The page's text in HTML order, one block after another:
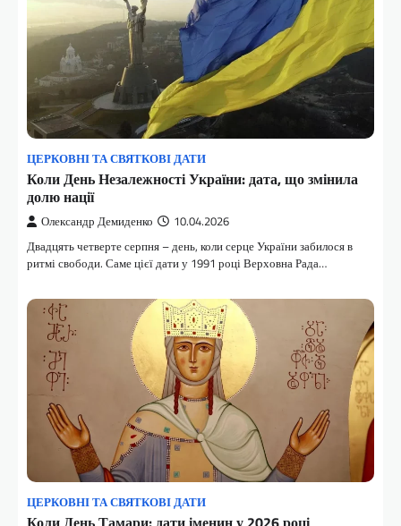
ЦЕРКОВНІ ТА СВЯТКОВІ ДАТИ
Коли День Незалежності України: дата, що змінила
долю нації
Олександр Демиденко 10.04.2026
Двадцять четверте серпня – день, коли серце України забилося в
ритмі свободи. Саме цієї дати у 1991 році Верховна Рада…
ЦЕРКОВНІ ТА СВЯТКОВІ ДАТИ